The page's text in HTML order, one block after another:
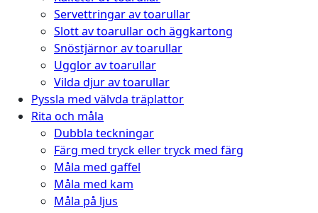
Servettringar av toarullar
Slott av toarullar och äggkartong
Snöstjärnor av toarullar
Ugglor av toarullar
Vilda djur av toarullar
Pyssla med välvda träplattor
Rita och måla
Dubbla teckningar
Färg med tryck eller tryck med färg
Måla med gaffel
Måla med kam
Måla på ljus